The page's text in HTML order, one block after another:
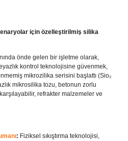
için özelleştirilmiş silika
önde gelen bir işletme olarak,
kontrol teknolojisine güvenmek,
mikrozilika serisini başlattı (Sio₂
mikrosilika tozu, betonun zorlu
refrakter malzemeler ve
: Fiziksel sıkıştırma teknolojisi,